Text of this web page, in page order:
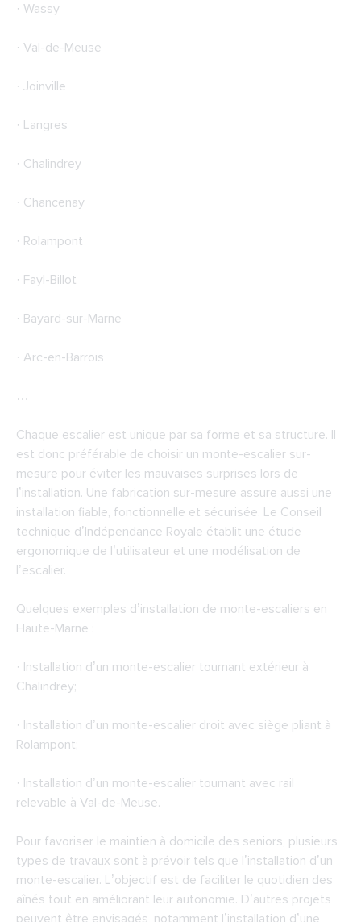
· Wassy
· Val-de-Meuse
· Joinville
· Langres
· Chalindrey
· Chancenay
· Rolampont
· Fayl-Billot
· Bayard-sur-Marne
· Arc-en-Barrois
…
Chaque escalier est unique par sa forme et sa structure. Il
est donc préférable de choisir un monte-escalier sur-
mesure pour éviter les mauvaises surprises lors de
l’installation. Une fabrication sur-mesure assure aussi une
installation fiable, fonctionnelle et sécurisée. Le Conseil
technique d’Indépendance Royale établit une étude
ergonomique de l’utilisateur et une modélisation de
l’escalier.
Quelques exemples d’installation de monte-escaliers en
Haute-Marne :
· Installation d’un monte-escalier tournant extérieur à
Chalindrey;
· Installation d’un monte-escalier droit avec siège pliant à
Rolampont;
· Installation d’un monte-escalier tournant avec rail
relevable à Val-de-Meuse.
Pour favoriser le maintien à domicile des seniors, plusieurs
types de travaux sont à prévoir tels que l’installation d’un
monte-escalier. L’objectif est de faciliter le quotidien des
aînés tout en améliorant leur autonomie. D’autres projets
peuvent être envisagés, notamment l’installation d’une